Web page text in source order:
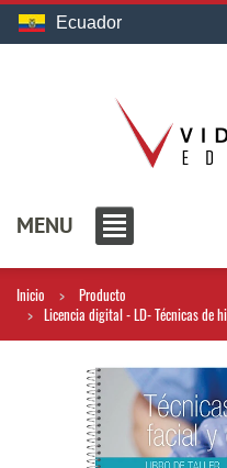
Ecuador
MENU
Inicio
Producto
Licencia digital - LD- Técnicas de